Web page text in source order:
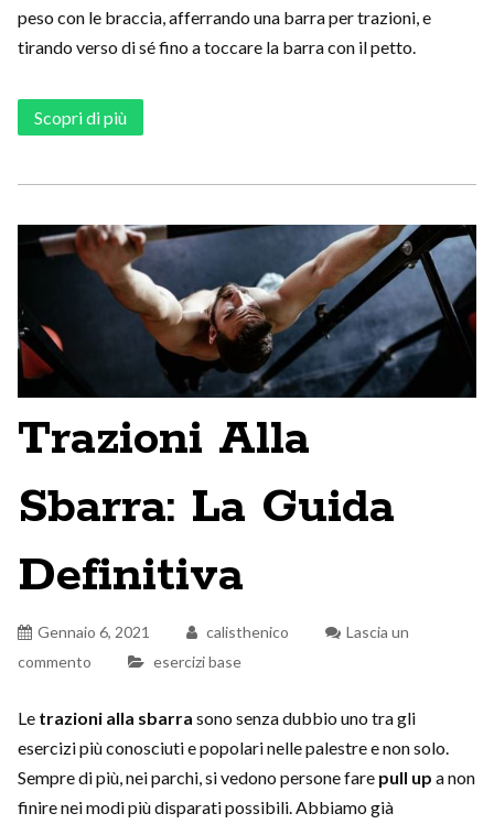
peso con le braccia, afferrando una barra per trazioni, e
tirando verso di sé fino a toccare la barra con il petto.
Scopri di più
Trazioni Alla
Sbarra: La Guida
Definitiva
Gennaio 6, 2021 calisthenico
Lascia un
commento
esercizi base
Letrazioni alla sbarra sono senza dubbio uno tra gli
esercizi più conosciuti e popolari nelle palestre e non solo.
Sempre di più, nei parchi, si vedono persone fare pull up a non
finire nei modi più disparati possibili. Abbiamo già